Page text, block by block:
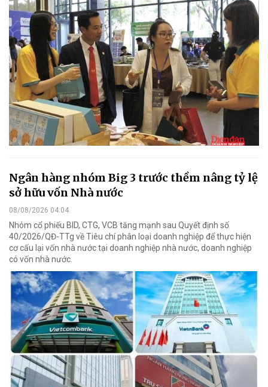
Ngân hàng nhóm Big 3 trước thềm nâng tỷ lệ
sở hữu vốn Nhà nước
08/08/2026 04:04
Nhóm cổ phiếu BID, CTG, VCB tăng mạnh sau Quyết định số
40/2026/QĐ-TTg về Tiêu chí phân loại doanh nghiệp để thực hiện
cơ cấu lại vốn nhà nước tại doanh nghiệp nhà nước, doanh nghiệp
có vốn nhà nước.